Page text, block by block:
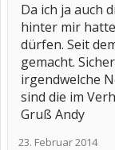
Da ich ja auch
hinter mir
dürfen. Seit
gemacht.
irgendwelche
sind die im
Gruß Andy
23. Februar 2014